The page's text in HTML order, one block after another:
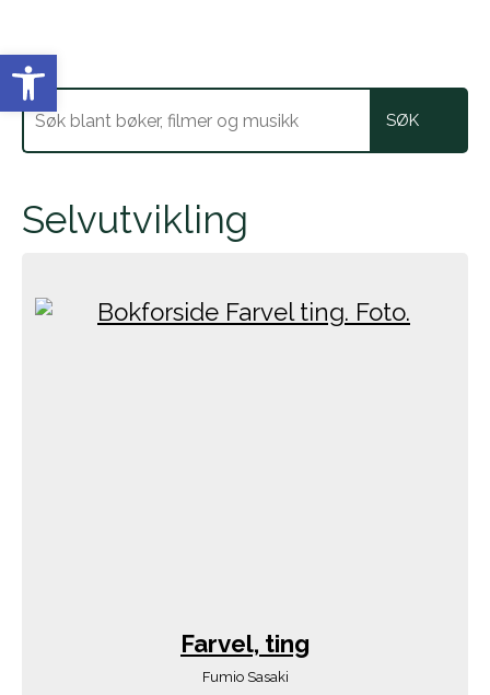
Selvutvikling
Farvel, ting
Fumio Sasaki
Vis verktøylinjen